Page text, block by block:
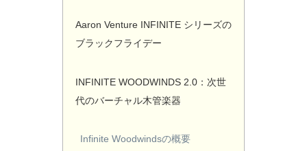
Aaron Venture INFINITE シリーズの
ブラックフライデー
INFINITE WOODWINDS 2.0：次世
代のバーチャル木管楽器
Infinite Woodwindsの概要